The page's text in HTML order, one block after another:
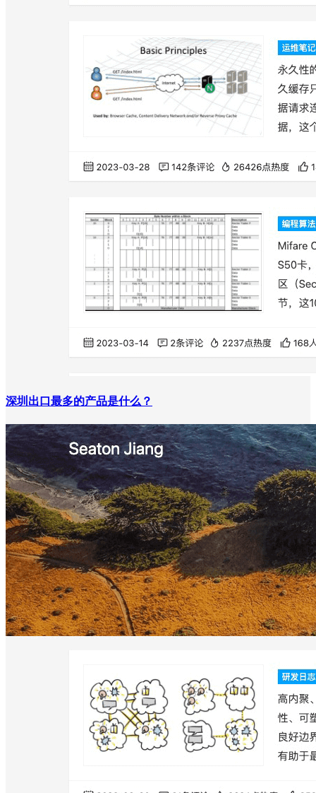
深圳出口最多的产品是什么？